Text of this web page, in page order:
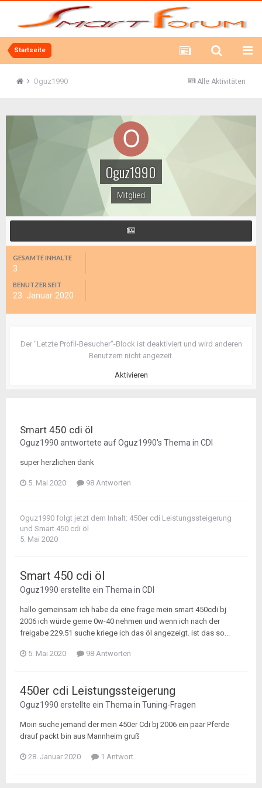
Startseite
Alle Aktivitäten
Oguz1990
Oguz1990
Mitglied
GESAMTE INHALTE
3
BENUTZER SEIT
23. Januar 2020
Der "Letzte Profil-Besucher"-Block ist deaktiviert und wird anderen
Benutzern nicht angezeit.
Aktivieren
Smart 450 cdi öl
Oguz1990 antwortete aufOguz1990's Thema in CDI
super herzlichen dank
5. Mai 2020 98 Antworten
Oguz1990 folgt jetzt dem Inhalt: 450er cdi Leistungssteigerung
und Smart 450 cdi öl
5. Mai 2020
Smart 450 cdi öl
Oguz1990 erstellte ein Thema in CDI
hallo gemeinsam ich habe da eine frage mein smart 450cdi bj
2006 ich würde gerne 0w-40 nehmen und wenn ich nach der
freigabe 229.51 suche kriege ich das öl angezeigt. ist das so...
5. Mai 2020 98 Antworten
450er cdi Leistungssteigerung
Oguz1990 erstellte ein Thema in Tuning-Fragen
Moin suche jemand der mein 450er Cdi bj 2006 ein paar Pferde
drauf packt bin aus Mannheim gruß
28. Januar 2020 1 Antwort